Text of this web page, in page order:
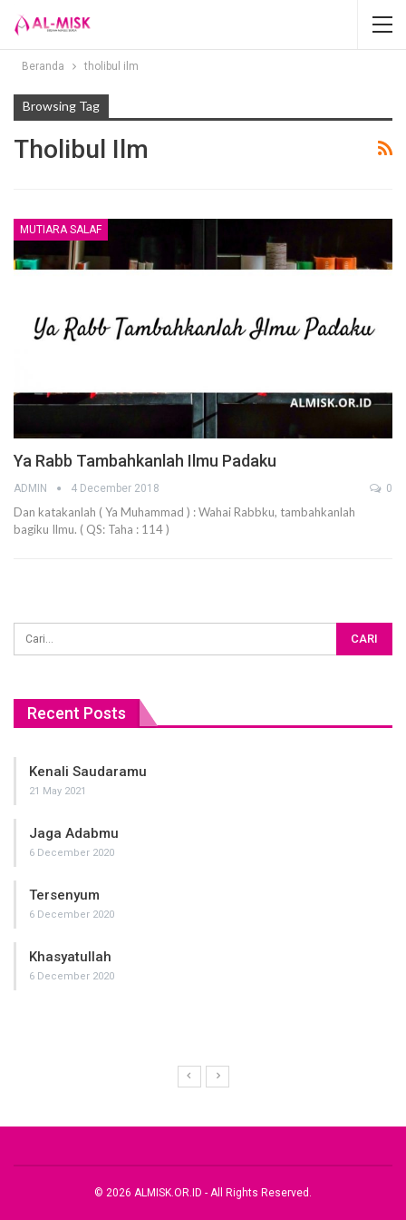
Beranda tholibul ilm
Browsing Tag
Tholibul Ilm
MUTIARA SALAF
Ya Rabb Tambahkanlah Ilmu Padaku
ADMIN 4 December 2018 0
Dan katakanlah ( Ya Muhammad ) : Wahai Rabbku, tambahkanlah
bagiku Ilmu. ( QS: Taha : 114 )
Recent Posts
Kenali Saudaramu
21 May 2021
Jaga Adabmu
6 December 2020
Tersenyum
6 December 2020
Khasyatullah
6 December 2020
© 2026 ALMISK.OR.ID - All Rights Reserved.